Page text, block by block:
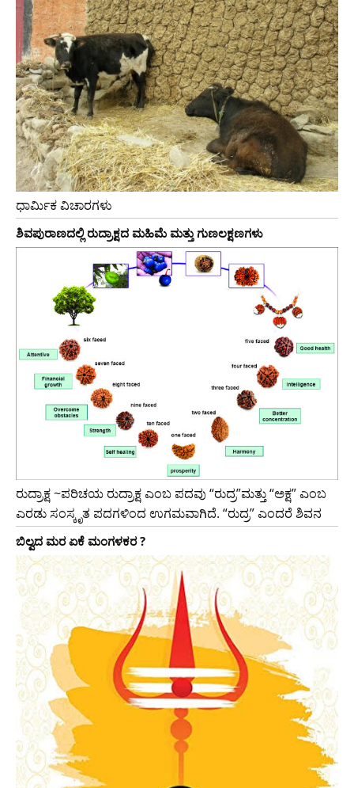
ಧಾರ್ಮಿಕ ವಿಚಾರಗಳು
ಶಿವಪುರಾಣದಲ್ಲಿ ರುದ್ರಾಕ್ಷದ ಮಹಿಮೆ ಮತ್ತು ಗುಣಲಕ್ಷಣಗಳು
ರುದ್ರಾಕ್ಷ ~ಪರಿಚಯ ರುದ್ರಾಕ್ಷ ಎಂಬ ಪದವು “ರುದ್ರ”ಮತ್ತು “ಅಕ್ಷ” ಎಂಬ
ಎರಡು ಸಂಸ್ಕೃತ ಪದಗಳಿಂದ ಉಗಮವಾಗಿದೆ. “ರುದ್ರ” ಎಂದರೆ ಶಿವನ
ಬಿಲ್ವದ ಮರ ಏಕೆ ಮಂಗಳಕರ ?